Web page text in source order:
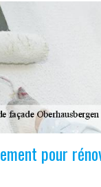
pour